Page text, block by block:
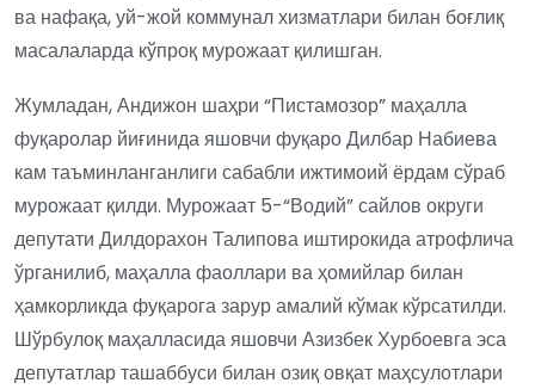
ва нафақа, уй-жой коммунал хизматлари билан боғлиқ
масалаларда кўпроқ мурожаат қилишган.
Жумладан, Андижон шаҳри “Пистамозор” маҳалла
фуқаролар йиғинида яшовчи фуқаро Дилбар Набиева
кам таъминланганлиги сабабли ижтимоий ёрдам сўраб
мурожаат қилди. Мурожаат 5-“Водий” сайлов округи
депутати Дилдорахон Талипова иштирокида атрофлича
ўрганилиб, маҳалла фаоллари ва ҳомийлар билан
ҳамкорликда фуқарога зарур амалий кўмак кўрсатилди.
Шўрбулоқ маҳалласида яшовчи Азизбек Хурбоевга эса
депутатлар ташаббуси билан озиқ овқат маҳсулотлари